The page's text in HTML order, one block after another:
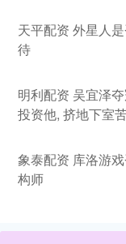
天平配资 外星人
待
明利配资 吴宜泽
投资他, 挤地下室
象泰配资 库洛游
构师